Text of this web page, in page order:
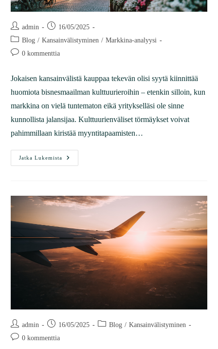
admin
16/05/2025
Blog / Kansainvälistyminen / Markkina-analyysi
0 kommenttia
Jokaisen kansainvälistä kauppaa tekevän olisi syytä kiinnittää
huomiota bisnesmaailman kulttuurieroihin – etenkin silloin, kun
markkina on vielä tuntematon eikä yritykselläsi ole sinne
kunnollista jalansijaa. Kulttuurienväliset törmäykset voivat
pahimmillaan kiristää myyntitapaamisten…
Jatka Lukemista
admin 16/05/2025 Blog / Kansainvälistyminen
0 kommenttia